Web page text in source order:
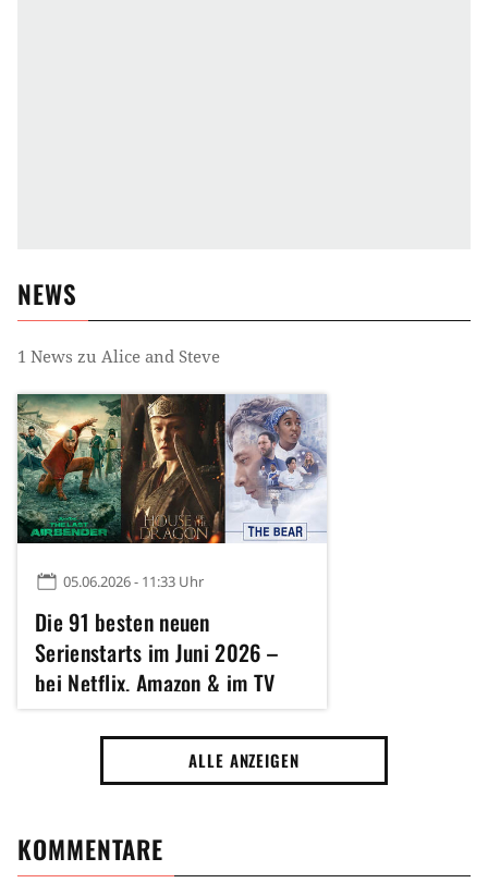
NEWS
1 News zu Alice and Steve
05.06.2026 - 11:33 Uhr
Die 91 besten neuen
Serienstarts im Juni 2026 –
bei Netflix, Amazon & im TV
ALLE ANZEIGEN
KOMMENTARE